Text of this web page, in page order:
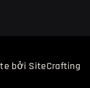
bởi SiteCrafting